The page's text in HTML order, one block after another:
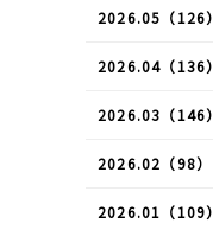
2026.05（126）
2026.04（136）
2026.03（146）
2026.02（98）
2026.01（109）